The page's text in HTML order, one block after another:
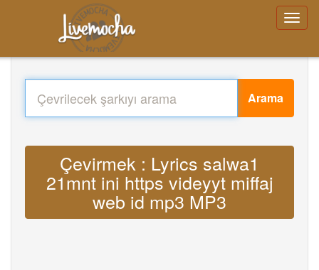
Arama
Çevirmek : Lyrics salwa1
21mnt ini https videyyt miffaj
web id mp3 MP3